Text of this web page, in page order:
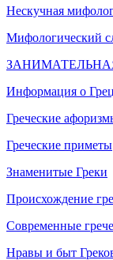
Нескучная
Мифологический
Информация о
Греческие
Греческие приметы
Знаменитые Греки
Происхождение
Современные
Нравы и быт